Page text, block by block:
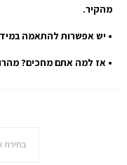
מהקיר.
• יש אפשרות להתאמה
• אז למה אתם מחכים? מהרו